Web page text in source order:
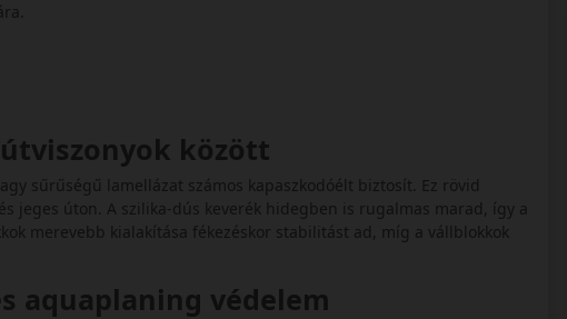
között
sűrűségű lamellázat számos kapaszkodóélt biztosít. Ez rövid
jeges úton. A szilika-dús keverék hidegben is rugalmas marad, így a
merevebb kialakítása fékezéskor stabilitást ad, míg a vállblokkok
aquaplaning védelem